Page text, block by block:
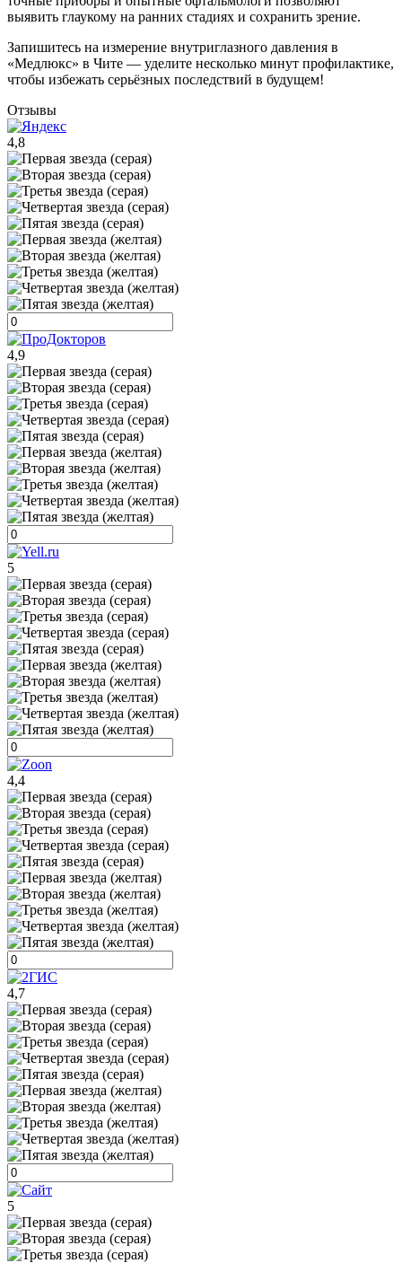
выявить глаукому на ранних стадиях и сохранить зрение.
Запишитесь на измерение внутриглазного давления в
«Медлюкс» в Чите — уделите несколько минут профилактике,
чтобы избежать серьёзных последствий в будущем!
Отзывы
4,8
4,9
5
4,4
4,7
5